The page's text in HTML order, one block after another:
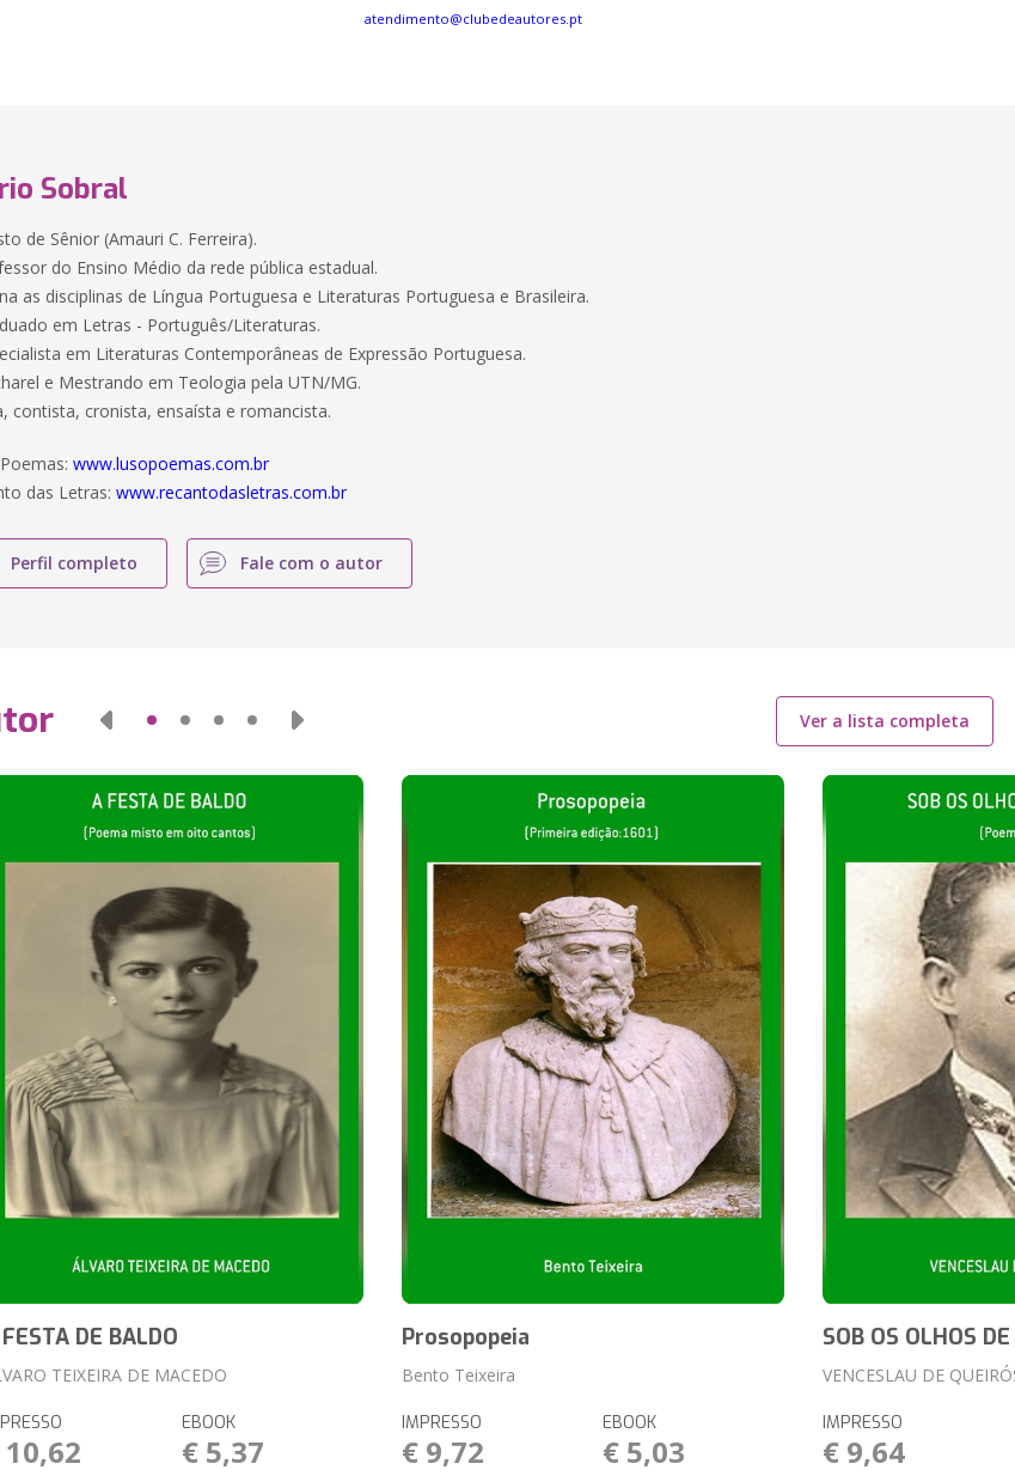
atendimento@clubedeautores.pt
Sobral
de Sênior (Amauri C. Ferreira).
do Ensino Médio da rede pública estadual.
as disciplinas de Língua Portuguesa e Literaturas Portuguesa e Brasileira.
em Letras - Português/Literaturas.
em Literaturas Contemporâneas de Expressão Portuguesa.
e Mestrando em Teologia pela UTN/MG.
contista, cronista, ensaísta e romancista.
www.lusopoemas.com.br
das Letras:www.recantodasletras.com.br
Perfil completo Fale com o autor
Ver a lista completa
DE BALDO
TEIXEIRA DE MACEDO
10,62
EBOOK
€ 5,37
Prosopopeia
Bento Teixeira
IMPRESSO
€ 9,72
EBOOK
€ 5,03
SOB OS OLHOS
VENCESLAU DE
IMPRESSO
€ 9,64